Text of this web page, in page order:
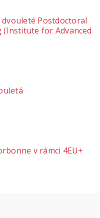
Postdoctoral
for Advanced
v rámci 4EU+